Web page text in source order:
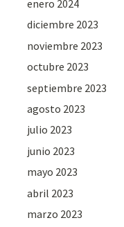
enero 2024
diciembre 2023
noviembre 2023
octubre 2023
septiembre 2023
agosto 2023
julio 2023
junio 2023
mayo 2023
abril 2023
marzo 2023